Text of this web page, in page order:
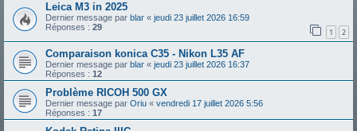
Leica M3 in 2025
Dernier message par blar « jeudi 23 juillet 2026 16:59
Réponses : 29 1 2
Comparaison konica C35 - Nikon L35 AF
Dernier message par blar « jeudi 23 juillet 2026 16:37
Réponses : 12
Problème RICOH 500 GX
Dernier message par Oriu « vendredi 17 juillet 2026 5:56
Réponses : 17